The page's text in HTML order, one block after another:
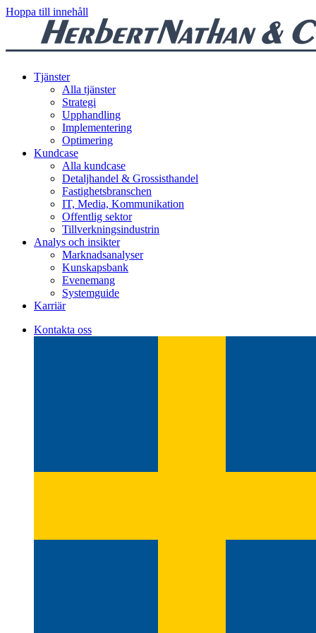
Hoppa till innehåll
Tjänster
Alla tjänster
Strategi
Upphandling
Implementering
Optimering
Kundcase
Alla kundcase
Detaljhandel & Grossisthandel
Fastighetsbranschen
IT, Media, Kommunikation
Offentlig sektor
Tillverkningsindustrin
Analys och insikter
Marknadsanalyser
Kunskapsbank
Evenemang
Systemguide
Karriär
Kontakta oss